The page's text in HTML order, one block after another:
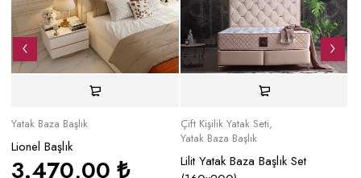
Yatak Baza Başlık
Lionel Başlık
3.470,00₺
Çift Kişilik Yatak Seti,
Yatak Baza Başlık
Lilit Yatak Baza Başlık Set